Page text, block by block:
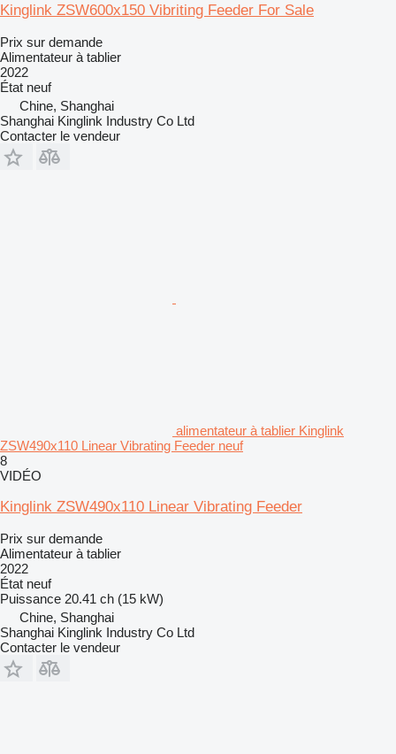
Kinglink ZSW600x150 Vibriting Feeder For Sale
Prix sur demande
Alimentateur à tablier
2022
État neuf
Chine, Shanghai
Shanghai Kinglink Industry Co Ltd
Contacter le vendeur
alimentateur à tablier Kinglink
ZSW490x110 Linear Vibrating Feeder neuf
8
VIDÉO
Kinglink ZSW490x110 Linear Vibrating Feeder
Prix sur demande
Alimentateur à tablier
2022
État neuf
Puissance 20.41 ch (15 kW)
Chine, Shanghai
Shanghai Kinglink Industry Co Ltd
Contacter le vendeur